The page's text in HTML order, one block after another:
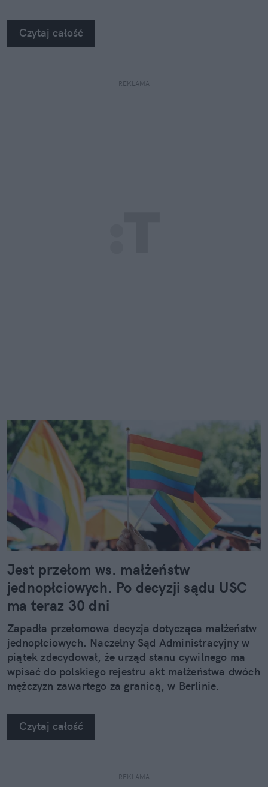
na własne oczy zobaczyć, jak profesjonaliści radzą
sobie z takimi uszkodzeniami.
Czytaj całość
REKLAMA
Jest przełom ws. małżeństw
jednopłciowych. Po decyzji sądu USC
ma teraz 30 dni
Zapadła przełomowa decyzja dotycząca małżeństw
jednopłciowych. Naczelny Sąd Administracyjny w
piątek zdecydował, że urząd stanu cywilnego ma
wpisać do polskiego rejestru akt małżeństwa dwóch
mężczyzn zawartego za granicą, w Berlinie.
Czytaj całość
REKLAMA